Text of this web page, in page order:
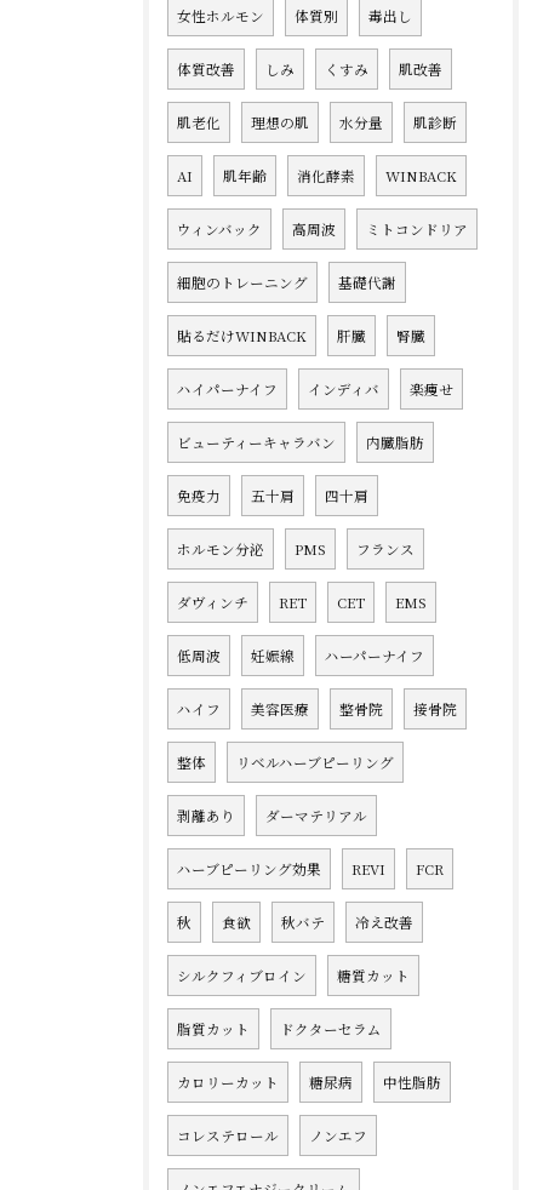
女性ホルモン 体質別 毒出し
体質改善 しみ くすみ 肌改善
肌老化 理想の肌 水分量 肌診断
AI 肌年齢 消化酵素 WINBACK
ウィンバック 高周波 ミトコンドリア
細胞のトレーニング 基礎代謝
貼るだけWINBACK 肝臓 腎臓
ハイパーナイフ インディバ 楽痩せ
ビューティーキャラバン 内臓脂肪
免疫力 五十肩 四十肩
ホルモン分泌 PMS フランス
ダヴィンチ RET CET EMS
低周波 妊娠線 ハーパーナイフ
ハイフ 美容医療 整骨院 接骨院
整体 リベルハーブピーリング
剥離あり ダーマテリアル
ハーブピーリング効果 REVI FCR
秋 食欲 秋バテ 冷え改善
シルクフィブロイン 糖質カット
脂質カット ドクターセラム
カロリーカット 糖尿病 中性脂肪
コレステロール ノンエフ